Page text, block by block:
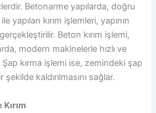
Betonarme yapılarda, doğru
yapılan kırım işlemleri, yapının
Beton kırım işlemi,
modern makinelerle hızlı ve
Şap kırma işlemi ise, zemindeki şap
kaldırılmasını sağlar.